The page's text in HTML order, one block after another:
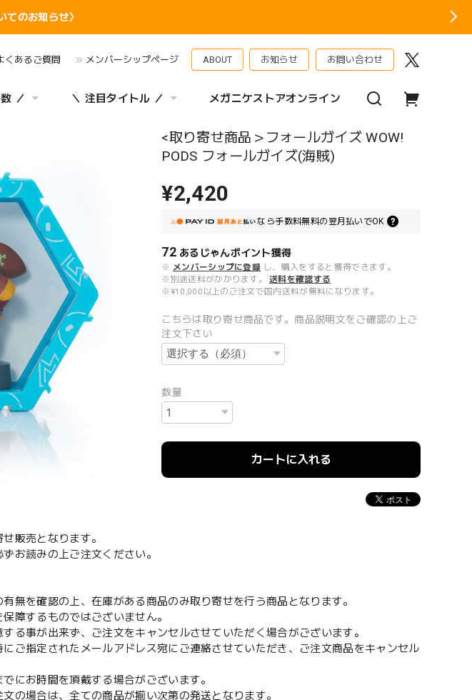
てのお知らせ〉
くあるご質問 メンバーシップページ ABOUT お知らせ お問い合わせ
／ ＼ 注目タイトル ／ メガニケストアオンライン
<取り寄せ商品＞フォールガイズ WOW!
PODS フォールガイズ(海賊)
¥2,420
なら手数料無料の 翌月払いでOK
72 あるじゃんポイント獲得
※ メンバーシップに登録 し、購入をすると獲得できます。
※別途送料がかかります。
送料を確認する
※¥10,000以上のご注文で国内送料が無料になります。
こちらは取り寄せ商品です。商品説明文をご確認の上ご
注文下さい
数量
カートに入れる
販売となります。
お読みの上ご注文ください。
無を確認の上、在庫がある商品のみ取り寄せを行う商品となります。
障するものではございません。
る事が出来ず、ご注文をキャンセルさせていただく場合がございます。
ご指定されたメールアドレス宛にご連絡させていただき、ご注文商品をキャンセル
にお時間を頂戴する場合がございます。
の場合は、全ての商品が揃い次第の発送となります。